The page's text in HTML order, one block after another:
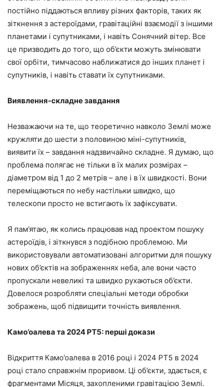
постійно піддаються впливу різних факторів, таких як
зіткнення з астероїдами, гравітаційні взаємодії з іншими
планетами і супутниками, і навіть Сонячний вітер. Все
це призводить до того, що об’єкти можуть змінювати
свої орбіти, тимчасово наближатися до інших планет і
супутників, і навіть ставати їх супутниками.
Виявлення-складне завдання
Незважаючи на те, що теоретично навколо Землі може
кружляти до шести з половиною міні-супутників,
виявити їх – завдання надзвичайно складне. Я думаю, що
проблема полягає не тільки в їх малих розмірах –
діаметром від 1 до 2 метрів – але і в їх швидкості. Вони
переміщаються по небу настільки швидко, що
телескопи просто не встигають їх зафіксувати.
Я пам’ятаю, як колись працював над проектом пошуку
астероїдів, і зіткнувся з подібною проблемою. Ми
використовували автоматизовані алгоритми для пошуку
нових об’єктів на зображеннях неба, але вони часто
пропускали невеликі та швидко рухаються об’єкти.
Довелося розробляти спеціальні методи обробки
зображень, щоб підвищити точність виявлення.
Камо’оалева та 2024 PT5: перші докази
Відкриття Камо’оалева в 2016 році і 2024 PT5 в 2024
році стало справжнім проривом. Ці об’єкти, здається, є
фрагментами Місяця, захопленими гравітацією Землі.